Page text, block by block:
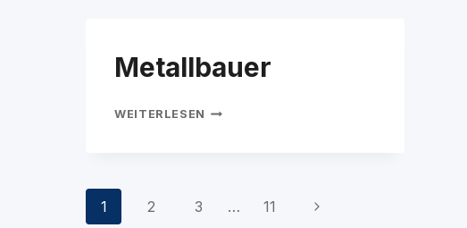
Metallbauer
WEITERLESEN METALLBAUER
Seitennavigation
1 2 3 … 11 Nächste